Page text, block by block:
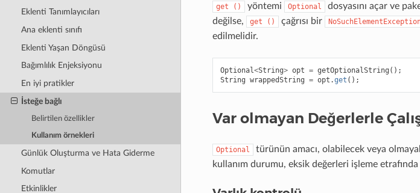
Eklenti Tanımlayıcıları
Ana eklenti sınıfı
Eklenti Yaşan Döngüsü
Bağımlılık Enjeksiyonu
En iyi pratikler
İsteğe bağlı
Belirtilen özellikler
Kullanım örnekleri
Günlük Oluşturma ve Hata Giderme
Komutlar
Etkinlikler
get () yöntemi Optional
dosyasını açar ve
değilse,
get () çağrısı bir
edilmelidir.
Optional<String> opt = getOptionalString ();
String wrappedString = opt .get ();
Var olmayan Değerlerle
Optional
türünün amacı, olabilecek veya
kullanım durumu, eksik değerleri işleme